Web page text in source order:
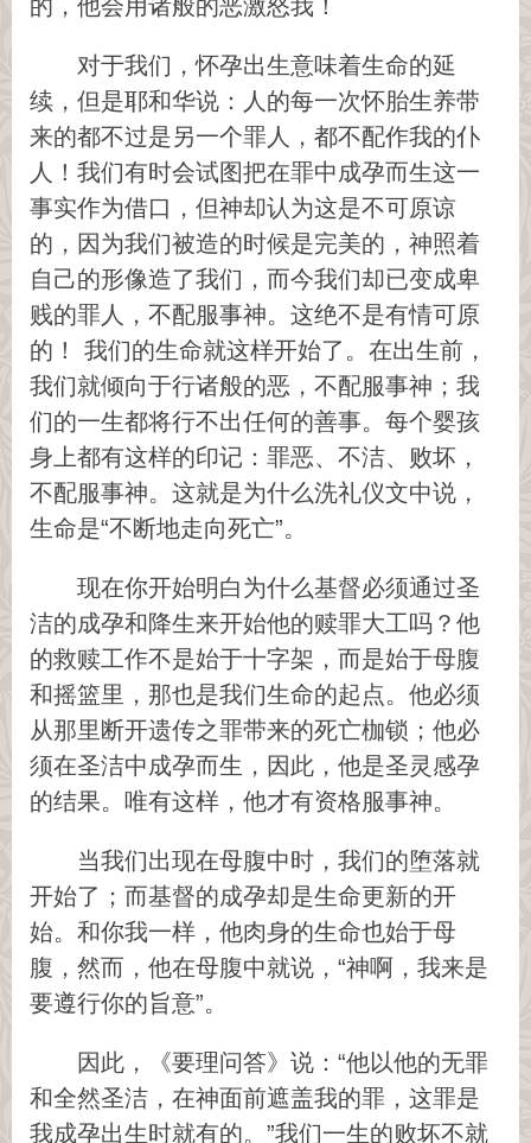
的，他会用诸般的恶激怒我！
对于我们，怀孕出生意味着生命的延
续，但是耶和华说：人的每一次怀胎生养带
来的都不过是另一个罪人，都不配作我的仆
人！我们有时会试图把在罪中成孕而生这一
事实作为借口，但神却认为这是不可原谅
的，因为我们被造的时候是完美的，神照着
自己的形像造了我们，而今我们却已变成卑
贱的罪人，不配服事神。这绝不是有情可原
的！ 我们的生命就这样开始了。在出生前，
我们就倾向于行诸般的恶，不配服事神；我
们的一生都将行不出任何的善事。每个婴孩
身上都有这样的印记：罪恶、不洁、败坏，
不配服事神。这就是为什么洗礼仪文中说，
生命是“不断地走向死亡”。
现在你开始明白为什么基督必须通过圣
洁的成孕和降生来开始他的赎罪大工吗？他
的救赎工作不是始于十字架，而是始于母腹
和摇篮里，那也是我们生命的起点。他必须
从那里断开遗传之罪带来的死亡枷锁；他必
须在圣洁中成孕而生，因此，他是圣灵感孕
的结果。唯有这样，他才有资格服事神。
当我们出现在母腹中时，我们的堕落就
开始了；而基督的成孕却是生命更新的开
始。和你我一样，他肉身的生命也始于母
腹，然而，他在母腹中就说，“神啊，我来是
要遵行你的旨意”。
因此，《要理问答》说：“他以他的无罪
和全然圣洁，在神面前遮盖我的罪，这罪是
我成孕出生时就有的。”我们一生的败坏不就